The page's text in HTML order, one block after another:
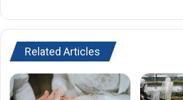
Related Articles